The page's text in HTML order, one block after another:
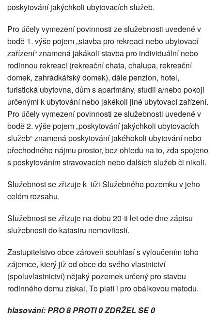
poskytování jakýchkoli ubytovacích služeb.
Pro účely vymezení povinnosti ze služebnosti uvedené v
bodě 1. výše pojem „stavba pro rekreaci nebo ubytovací
zařízení“ znamená jakákoli stavba pro individuální nebo
rodinnou rekreaci (rekreační chata, chalupa, rekreační
domek, zahrádkářský domek), dále penzion, hotel,
turistická ubytovna, dům s apartmány, studii a/nebo pokoji
určenými k ubytování nebo jakékoli jiné ubytovací zařízení.
Pro účely vymezení povinnosti ze služebnosti uvedené v
bodě 2. výše pojem „poskytování jakýchkoli ubytovacích
služeb“ znamená poskytování jakéhokoli ubytování nebo
přechodného nájmu prostor, bez ohledu na to, zda spojeno
s poskytováním stravovacích nebo dalších služeb či nikoli.
Služebnost se zřizuje k tíži Služebného pozemku v jeho
celém rozsahu.
Služebnost se zřizuje na dobu 20-ti let ode dne zápisu
služebnosti do katastru nemovitostí.
Zastupitelstvo obce zároveň souhlasí s vyloučením toho
zájemce, který již od obce do svého vlastnictví
(spoluvlastnictví) nějaký pozemek určený pro stavbu
rodinného domu získal. To platí i pro obálkovou metodu.
hlasování: PRO 8 PROTI 0 ZDRŽEL SE 0